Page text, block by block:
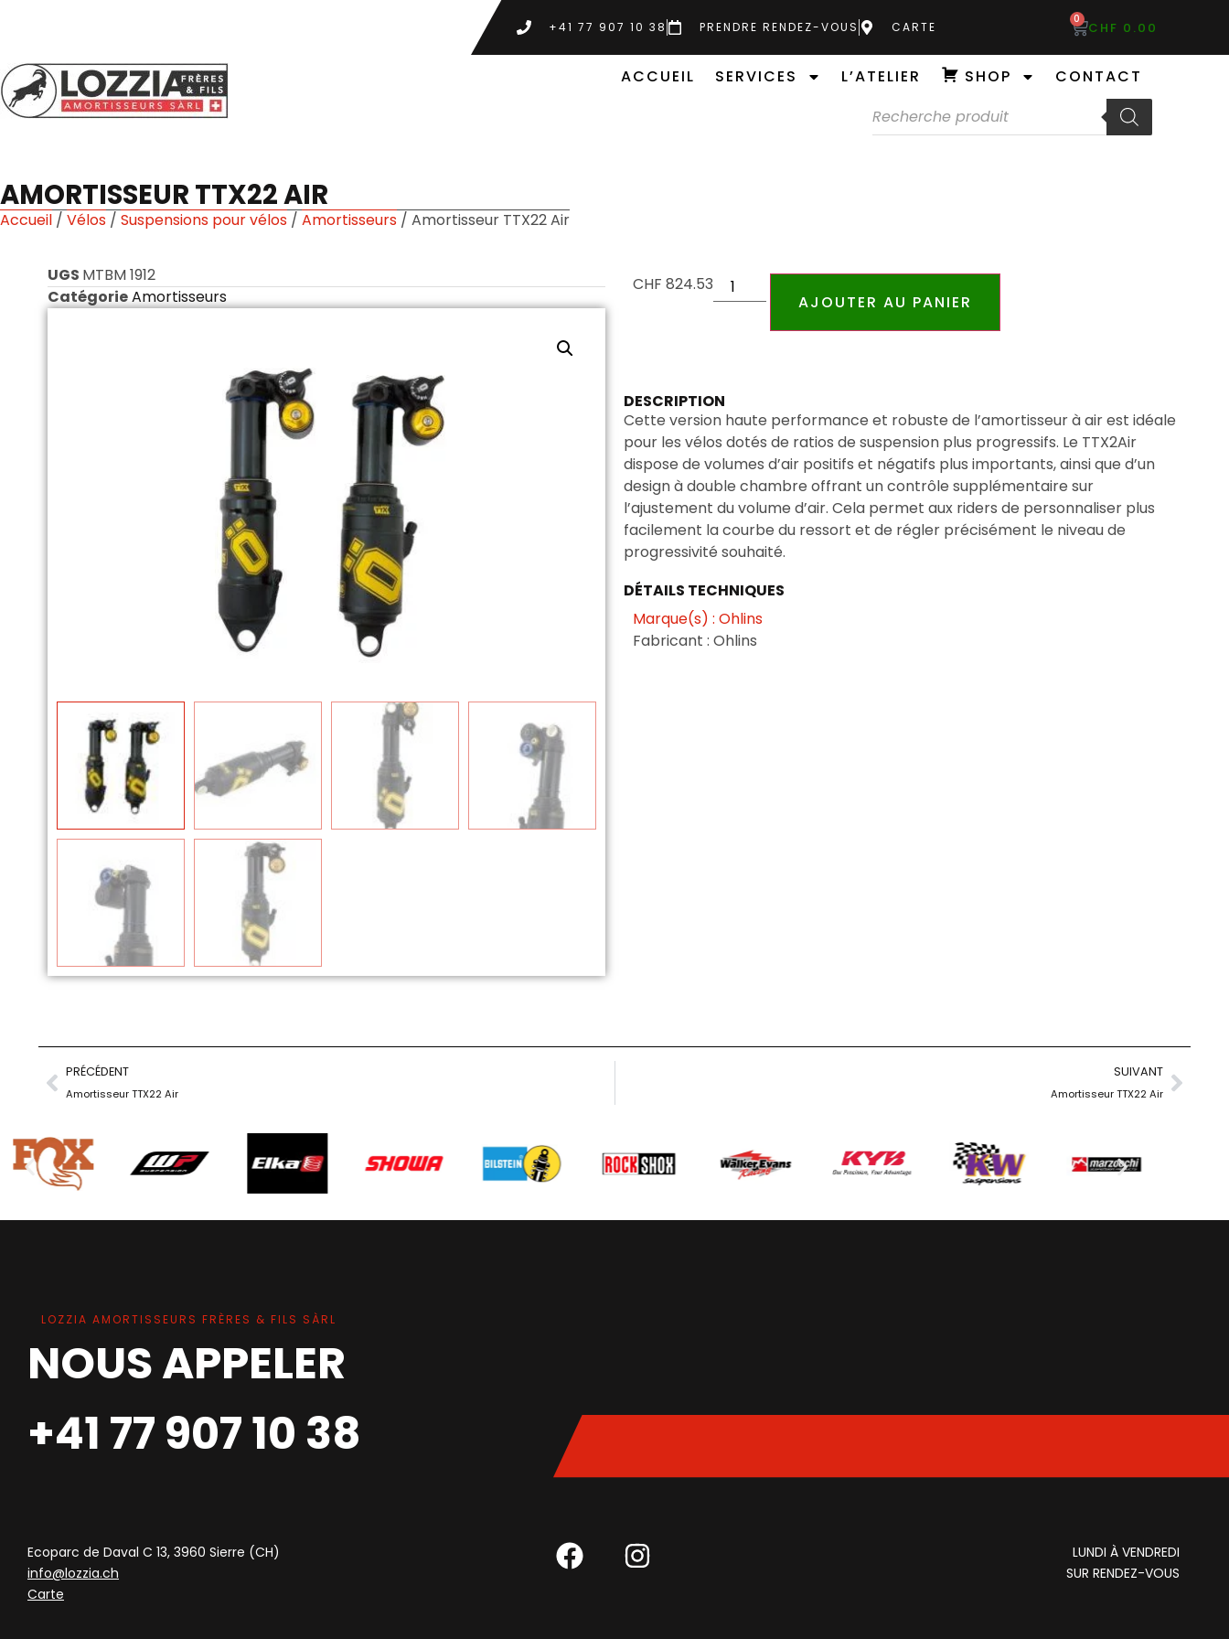
+41 77 907 10 38 PRENDRE RENDEZ-VOUS CARTE CHF 0.00
0
ACCUEIL SERVICES L’ATELIER SHOP CONTACT
AMORTISSEUR TTX22 AIR
Accueil / Vélos / Suspensions pour vélos / Amortisseurs / Amortisseur TTX22 Air
UGS MTBM 1912
CatégorieAmortisseurs
CHF 824.53
AJOUTER AU PANIER
DESCRIPTION
Cette version haute performance et robuste de l’amortisseur à air est idéale
pour les vélos dotés de ratios de suspension plus progressifs. Le TTX2Air
dispose de volumes d’air positifs et négatifs plus importants, ainsi que d’un
design à double chambre offrant un contrôle supplémentaire sur
l’ajustement du volume d’air. Cela permet aux riders de personnaliser plus
facilement la courbe du ressort et de régler précisément le niveau de
progressivité souhaité.
DÉTAILS TECHNIQUES
Marque(s) : Ohlins
Fabricant : Ohlins
PRÉCÉDENT
Amortisseur TTX22 Air
SUIVANT
Amortisseur TTX22 Air
LOZZIA AMORTISSEURS FRÈRES & FILS SÀRL
NOUS APPELER
+41 77 907 10 38
Ecoparc de Daval C 13, 3960 Sierre (CH)
info@lozzia.ch
Carte
LUNDI À VENDREDI
SUR RENDEZ-VOUS